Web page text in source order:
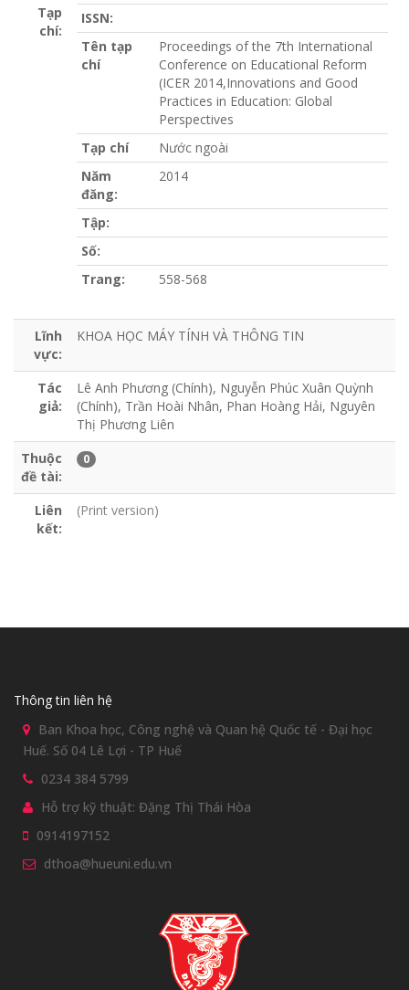
Tạp
chí:
ISSN:
Tên tạp
chí
Proceedings of the 7th International
Conference on Educational Reform
(ICER 2014,Innovations and Good
Practices in Education: Global
Perspectives
Tạp chí
Nước ngoài
Năm
đăng:
2014
Tập:
Số:
Trang:
558-568
Lĩnh
vực:
KHOA HỌC MÁY TÍNH VÀ THÔNG TIN
Tác
giả:
Lê Anh Phương (Chính), Nguyễn Phúc Xuân Quỳnh
(Chính), Trần Hoài Nhân, Phan Hoàng Hải, Nguyên
Thị Phương Liên
Thuộc
đề tài:
0
Liên
kết:
(Print version)
Thông tin liên hệ
Ban Khoa học, Công nghệ và Quan hệ Quốc tế - Đại học
Huế. Số 04 Lê Lợi - TP Huế
0234 384 5799
Hỗ trợ kỹ thuật: Đặng Thị Thái Hòa
0914197152
dthoa@hueuni.edu.vn